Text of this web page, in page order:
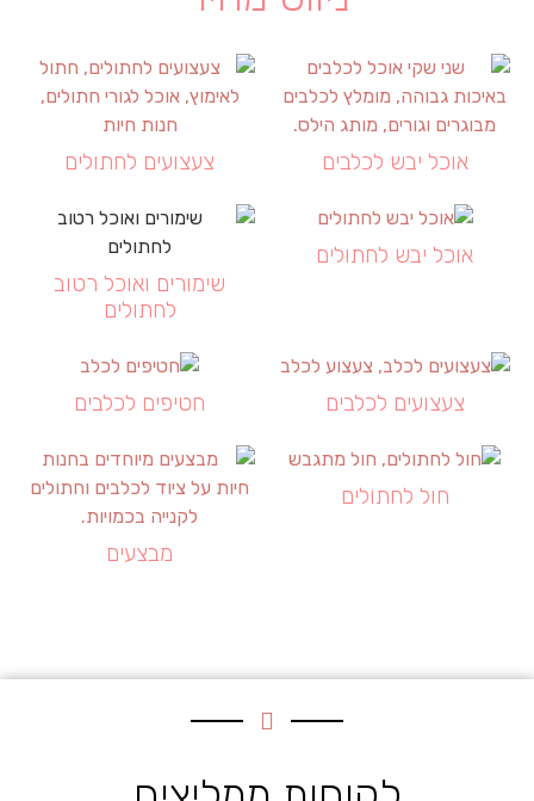
אוכל יבש לכלבים צעצועים לחתולים
אוכל יבש לחתולים
שימורים ואוכל רטוב
לחתולים
צעצועים לכלבים חטיפים לכלבים
חול לחתולים
מבצעים